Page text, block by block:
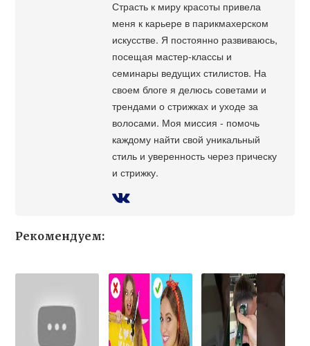
Страсть к миру красоты привела
меня к карьере в парикмахерском
искусстве. Я постоянно развиваюсь,
посещая мастер-классы и
семинары ведущих стилистов. На
своем блоге я делюсь советами и
трендами о стрижках и уходе за
волосами. Моя миссия - помочь
каждому найти свой уникальный
стиль и уверенность через прическу
и стрижку.
Рекомендуем: